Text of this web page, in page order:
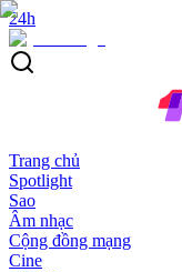
24h
Trang chủ
Spotlight
Sao
Âm nhạc
Cộng đồng mạng
Cine